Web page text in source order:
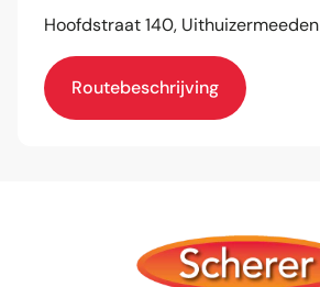
Hoofdstraat 140, Uithuizermeeden
Routebeschrijving